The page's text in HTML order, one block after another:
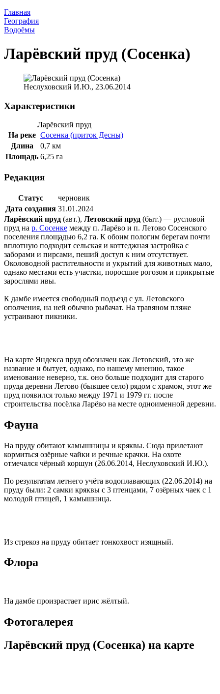
Главная
География
Водоёмы
Ларёвский пруд (Сосенка)
Неслуховский И.Ю., 23.06.2014
Характеристики
Ларёвский пруд
На реке Сосенка (приток Десны)
Длина
0,7 км
Площадь 6,25 га
Редакция
Статус
черновик
Дата создания 31.01.2024
Ларёвский пруд (авт.), Летовский пруд (быт.) — русловой
пруд на р. Сосенке между п. Ларёво и п. Летово Сосенского
поселения площадью 6,2 га. К обоим пологим берегам почти
вплотную подходит сельская и коттеджная застройка с
заборами и пирсами, пеший доступ к ним отсутствует.
Околоводной растительности и укрытий для животных мало,
однако местами есть участки, поросшие рогозом и прикрытые
зарослями ивы.
К дамбе имеется свободный подъезд с ул. Летовского
ополчения, на ней обычно рыбачат. На травяном пляже
устраивают пикники.
На карте Яндекса пруд обозначен как Летовский, это же
название и бытует, однако, по нашему мнению, такое
именование неверно, т.к. оно больше подходит для старого
пруда деревни Летово (бывшее село) рядом с храмом, этот же
пруд появился только между 1971 и 1979 гг. после
строительства посёлка Ларёво на месте одноименной деревни.
Фауна
На пруду обитают камышницы и кряквы. Сюда прилетают
кормиться озёрные чайки и речные крачки. На охоте
отмечался чёрный коршун (26.06.2014, Неслуховский И.Ю.).
По результатам летнего учёта водоплавающих (22.06.2014) на
пруду были: 2 самки кряквы с 3 птенцами, 7 озёрных чаек с 1
молодой птицей, 1 камышница.
Из стрекоз на пруду обитает тонкохвост изящный.
Флора
На дамбе произрастает ирис жёлтый.
Фотогалерея
Ларёвский пруд (Сосенка) на карте